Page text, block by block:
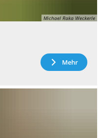
Michael Raka Weckerle
Mehr